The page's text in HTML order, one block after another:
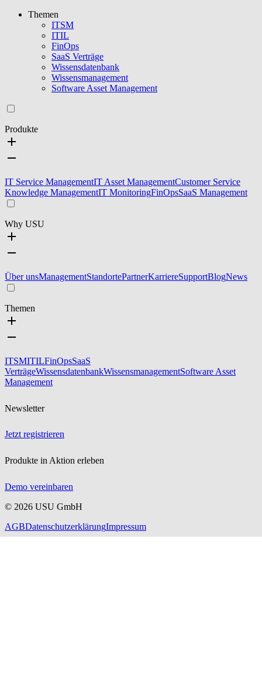
Themen
ITSM
ITIL
FinOps
SaaS Verträge
Wissensdatenbank
Wissensmanagement
Software Asset Management
Produkte
IT Service ManagementIT Asset ManagementCustomer Service
Knowledge ManagementIT MonitoringFinOpsSaaS Management
Why USU
Über unsManagementStandortePartnerKarriereSupportBlogNews
Themen
ITSMITILFinOpsSaaS
VerträgeWissensdatenbankWissensmanagementSoftware Asset
Management
Newsletter
Jetzt registrieren
Produkte in Aktion erleben
Demo vereinbaren
© 2026 USU GmbH
AGBDatenschutzerklärungImpressum